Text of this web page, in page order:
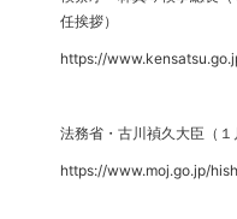
任挨拶）
https://
法務省・古川禎久大臣（１
https://www.moj.go.jp/